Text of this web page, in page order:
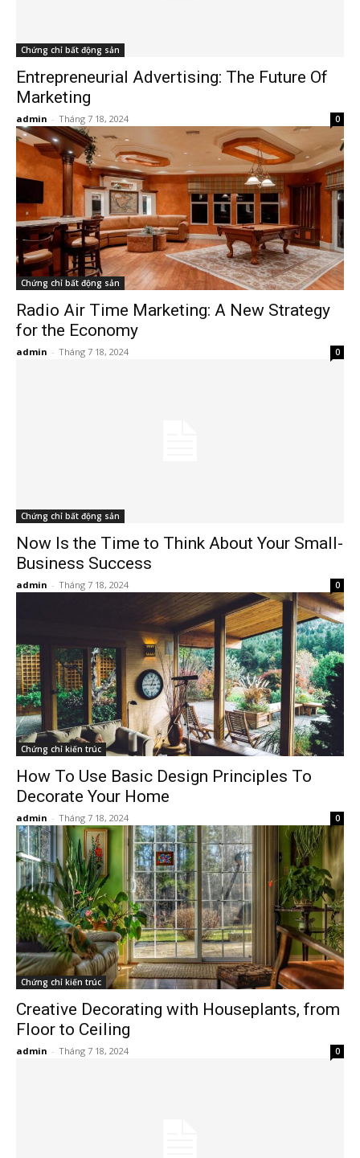
Chứng chỉ bất động sản
Entrepreneurial Advertising: The Future Of
Marketing
admin - Tháng 7 18, 2024 0
Chứng chỉ bất động sản
Radio Air Time Marketing: A New Strategy
for the Economy
admin - Tháng 7 18, 2024 0
Chứng chỉ bất động sản
Now Is the Time to Think About Your Small-
Business Success
admin - Tháng 7 18, 2024 0
Chứng chỉ kiến trúc
How To Use Basic Design Principles To
Decorate Your Home
admin - Tháng 7 18, 2024 0
Chứng chỉ kiến trúc
Creative Decorating with Houseplants, from
Floor to Ceiling
admin - Tháng 7 18, 2024 0